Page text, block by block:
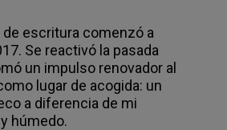
escritura comenzó a
Se reactivó la pasada
un impulso renovador al
lugar de acogida: un
a diferencia de mi
húmedo.